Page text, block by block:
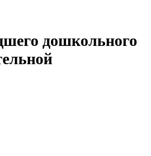
дошкольного